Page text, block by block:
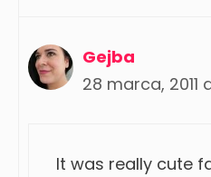
Gejba
28 marca, 2011
It was really cute